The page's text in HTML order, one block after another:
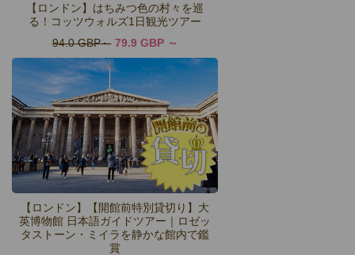
【ロンドン】はちみつ色の村々を巡
る！コッツウォルズ1日観光ツアー
94.0 GBP
79.9 GBP
【ロンドン】【開館前特別貸切り】大
英博物館 日本語ガイドツアー｜ロゼッ
タストーン・ミイラを静かな館内で鑑
賞